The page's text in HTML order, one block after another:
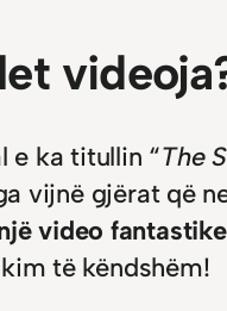
e ka titullin “The
vijnë gjërat që
video
të këndshëm!